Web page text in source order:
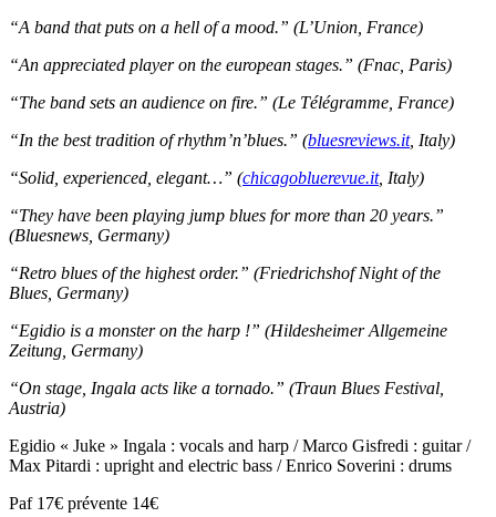
“A band that puts on a hell of a mood.” (L’Union, France)
“An appreciated player on the european stages.” (Fnac, Paris)
“The band sets an audience on fire.” (Le Télégramme, France)
“In the best tradition of rhythm’n’blues.” (bluesreviews.it, Italy)
“Solid, experienced, elegant…” (chicagobluerevue.it, Italy)
“They have been playing jump blues for more than 20 years.”
(Bluesnews, Germany)
“Retro blues of the highest order.” (Friedrichshof Night of the
Blues, Germany)
“Egidio is a monster on the harp !” (Hildesheimer Allgemeine
Zeitung, Germany)
“On stage, Ingala acts like a tornado.” (Traun Blues Festival,
Austria)
Egidio « Juke » Ingala : vocals and harp / Marco Gisfredi : guitar /
Max Pitardi : upright and electric bass / Enrico Soverini : drums
Paf 17€ prévente 14€